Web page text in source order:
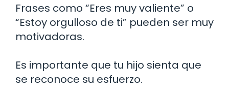
Frases como “Eres muy valiente” o
“Estoy orgulloso de ti” pueden ser muy
motivadoras.
Es importante que tu hijo sienta que
se reconoce su esfuerzo.